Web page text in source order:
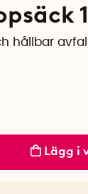
hållbar
Lägg i